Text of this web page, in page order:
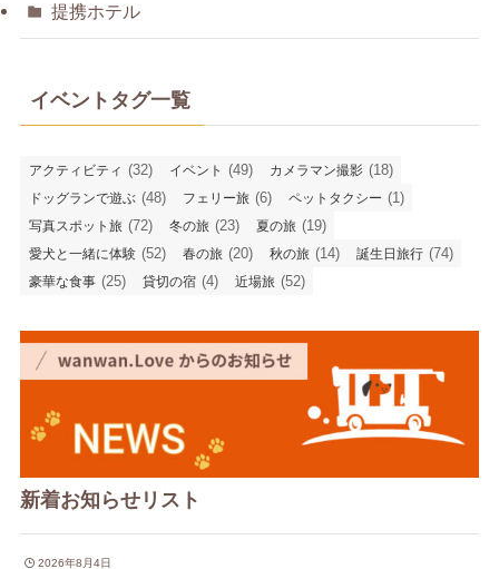
提携ホテル
イベントタグ一覧
アクティビティ (32) イベント (49) カメラマン撮影 (18)
ドッグランで遊ぶ (48) フェリー旅 (6) ペットタクシー (1)
写真スポット旅 (72) 冬の旅 (23) 夏の旅 (19)
愛犬と一緒に体験 (52) 春の旅 (20) 秋の旅 (14) 誕生日旅行 (74)
豪華な食事 (25) 貸切の宿 (4) 近場旅 (52)
新着お知らせリスト
2026年8月4日